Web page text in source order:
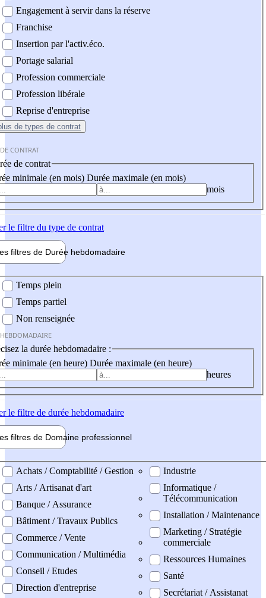
Engagement à servir dans la réserve
Franchise
Insertion par l'activ.éco.
Portage salarial
Profession commerciale
Profession libérale
Reprise d'entreprise
de types de contrat
CONTRAT
de contrat
minimale (en mois) Durée maximale (en mois)
mois
le filtre du type de contrat
filtres de Durée hebdomadaire
Temps plein
Temps partiel
Non renseignée
la durée hebdomadaire :
minimale (en heure) Durée maximale (en heure)
heures
le filtre de durée hebdomadaire
filtres de Domaine professionnel
professionel
Achats / Comptabilité / Gestion
Arts / Artisanat d'art
Banque / Assurance
Bâtiment / Travaux Publics
Commerce / Vente
Communication / Multimédia
Conseil / Etudes
Direction d'entreprise
Industrie
Informatique /
Télécommunication
Installation / Maintenance
Marketing / Stratégie
commerciale
Ressources Humaines
Santé
Secrétariat / Assistanat